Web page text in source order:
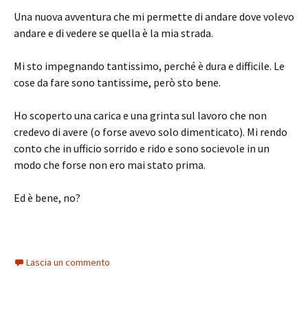
Una nuova avventura che mi permette di andare dove volevo
andare e di vedere se quella è la mia strada.
Mi sto impegnando tantissimo, perché è dura e difficile. Le
cose da fare sono tantissime, però sto bene.
Ho scoperto una carica e una grinta sul lavoro che non
credevo di avere (o forse avevo solo dimenticato). Mi rendo
conto che in ufficio sorrido e rido e sono socievole in un
modo che forse non ero mai stato prima.
Ed è bene, no?
Lascia un commento